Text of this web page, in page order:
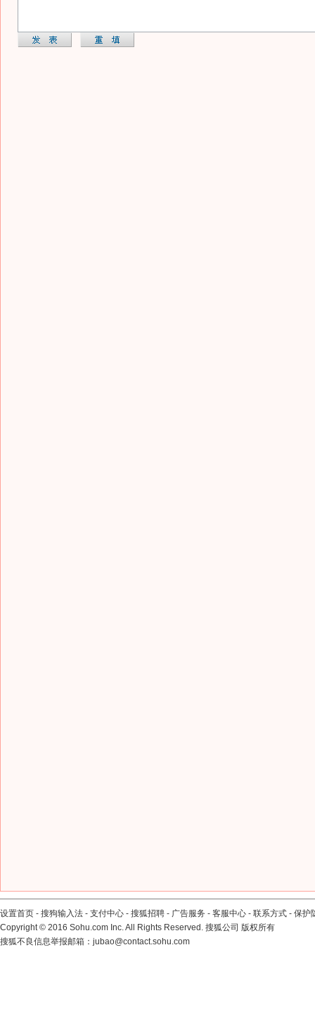
设置首页 - 搜狗输入法 - 支付中心 - 搜狐招聘 - 广告服务 - 客服中心 - 联系方式 - 保护
Copyright© 2016 Sohu.com Inc. All Rights Reserved. 搜狐公司 版权所有
搜狐不良信息举报邮箱： jubao@contact.sohu.com